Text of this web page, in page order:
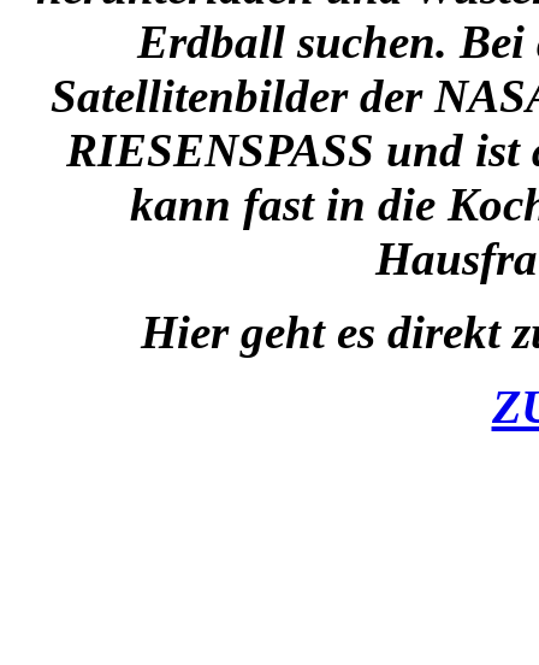
Erdball suchen. Bei
Satellitenbilder der
RIESENSPASS und ist
kann fast in die
Hier geht es direkt